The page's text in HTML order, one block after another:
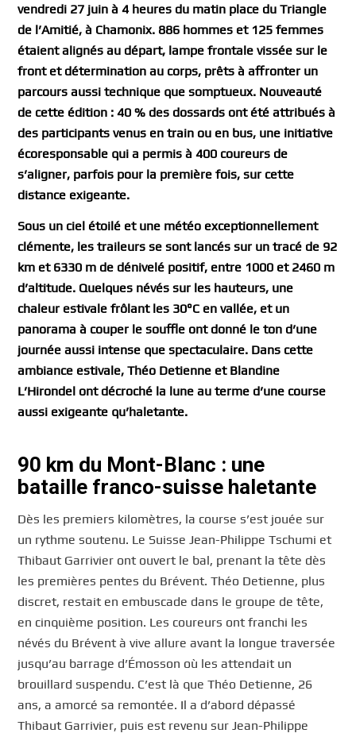
vendredi 27 juin à 4 heures du matin place du Triangle
de l’Amitié, à Chamonix. 886 hommes et 125 femmes
étaient alignés au départ, lampe frontale vissée sur le
front et détermination au corps, prêts à affronter un
parcours aussi technique que somptueux. Nouveauté
de cette édition : 40 % des dossards ont été attribués à
des participants venus en train ou en bus, une initiative
écoresponsable qui a permis à 400 coureurs de
s’aligner, parfois pour la première fois, sur cette
distance exigeante.
Sous un ciel étoilé et une météo exceptionnellement
clémente, les traileurs se sont lancés sur un tracé de 92
km et 6330 m de dénivelé positif, entre 1000 et 2460 m
d’altitude. Quelques névés sur les hauteurs, une
chaleur estivale frôlant les 30°C en vallée, et un
panorama à couper le souffle ont donné le ton d’une
journée aussi intense que spectaculaire. Dans cette
ambiance estivale, Théo Detienne et Blandine
L’Hirondel ont décroché la lune au terme d’une course
aussi exigeante qu’haletante.
90 km du Mont-Blanc : une
bataille franco-suisse haletante
Dès les premiers kilomètres, la course s’est jouée sur
un rythme soutenu. Le Suisse Jean-Philippe Tschumi et
Thibaut Garrivier ont ouvert le bal, prenant la tête dès
les premières pentes du Brévent. Théo Detienne, plus
discret, restait en embuscade dans le groupe de tête,
en cinquième position. Les coureurs ont franchi les
névés du Brévent à vive allure avant la longue traversée
jusqu’au barrage d’Émosson où les attendait un
brouillard suspendu. C’est là que Théo Detienne, 26
ans, a amorcé sa remontée. Il a d’abord dépassé
Thibaut Garrivier, puis est revenu sur Jean-Philippe